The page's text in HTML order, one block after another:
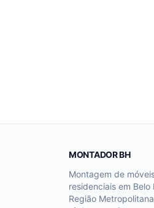
MONTADOR BH
Montagem de
residenciais em Belo
Região